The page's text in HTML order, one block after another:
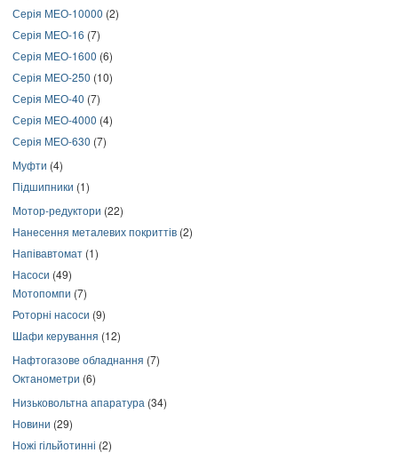
Серія МЕО-10000 (2)
Серія МЕО-16 (7)
Серія МЕО-1600 (6)
Серія МЕО-250 (10)
Серія МЕО-40 (7)
Серія МЕО-4000 (4)
Серія МЕО-630 (7)
Муфти (4)
Підшипники (1)
Мотор-редуктори (22)
Нанесення металевих покриттів (2)
Напівавтомат (1)
Насоси (49)
Мотопомпи (7)
Роторні насоси (9)
Шафи керування (12)
Нафтогазове обладнання (7)
Октанометри (6)
Низьковольтна апаратура (34)
Новини (29)
Ножі гільйотинні (2)